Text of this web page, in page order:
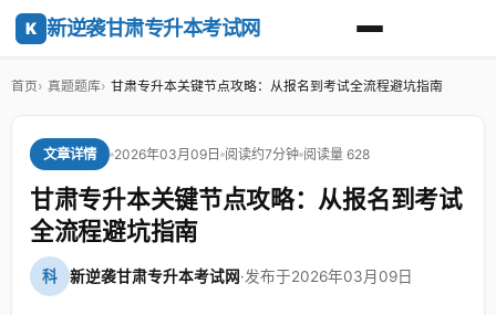
K 新逆袭甘肃专升本考试网
首页 真题题库 甘肃专升本关键节点攻略：从报名到考试全流程避坑指南
文章详情 2026年03月09日 阅读约7分钟 阅读量 628
甘肃专升本关键节点攻略：从报名到考试
全流程避坑指南
科 新逆袭甘肃专升本考试网·发布于2026年03月09日